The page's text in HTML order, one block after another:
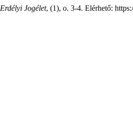
Erdélyi Jogélet, (1), o. 3-4. Elérhető: